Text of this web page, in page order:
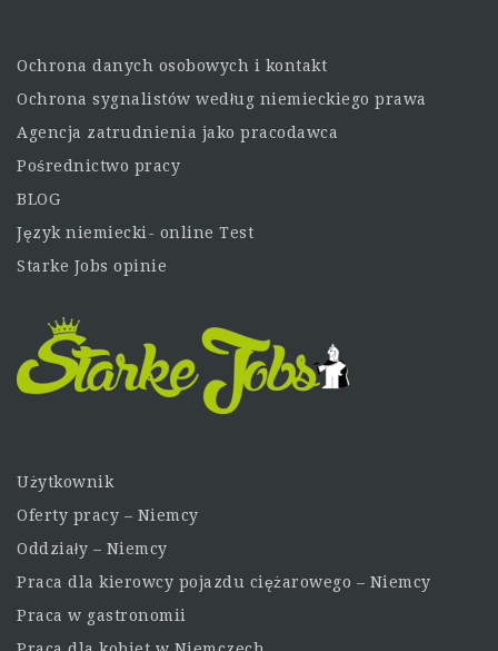
Ochrona danych osobowych i kontakt
Ochrona sygnalistów według niemieckiego prawa
Agencja zatrudnienia jako pracodawca
Pośrednictwo pracy
BLOG
Język niemiecki- online Test
Starke Jobs opinie
Użytkownik
Oferty pracy – Niemcy
Oddziały – Niemcy
Praca dla kierowcy pojazdu ciężarowego – Niemcy
Praca w gastronomii